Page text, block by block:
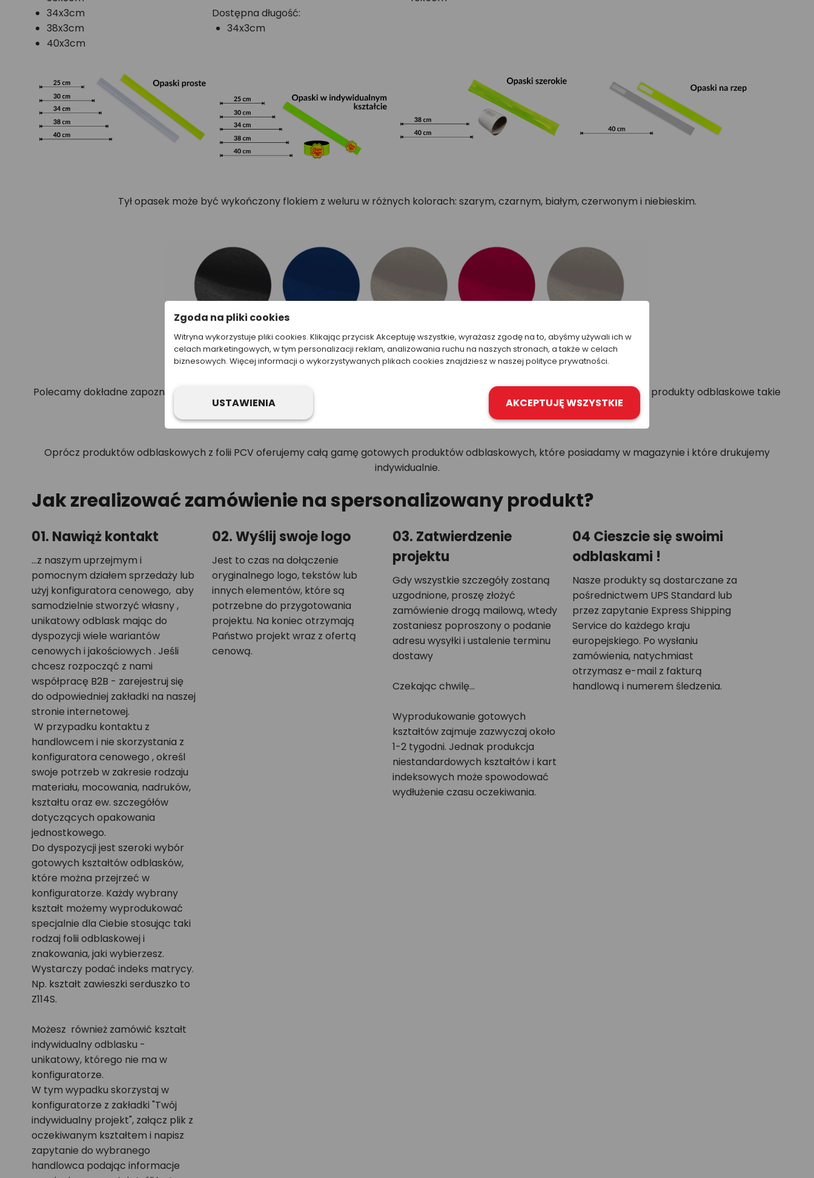
34x3cm
38x3cm
40x3cm
Dostępna długość:
34x3cm
Tył opasek może być wykończony flokiem z weluru w różnych kolorach: szarym, czarnym, białym, czerwonym i niebieskim.
Polecamy dokładne zapoznanie się z naszym asortymentem oraz różnymi rozmiarami i cenami, w których oferujemy również inne produkty odblaskowe takie
breloki, naklejki, odblaski do suwaków itp.
Oprócz produktów odblaskowych z folii PCV oferujemy całą gamę gotowych produktów odblaskowych, które posiadamy w magazynie i które drukujemy
indywidualnie.
Jak zrealizować zamówienie na spersonalizowany produkt?
01. Nawiąż kontakt
...z naszym uprzejmym i
pomocnym działem sprzedaży lub
użyj konfiguratora cenowego, aby
samodzielnie stworzyć własny ,
unikatowy odblask mając do
dyspozycji wiele wariantów
cenowych i jakościowych . Jeśli
chcesz rozpocząć z nami
współpracę B2B - zarejestruj się
do odpowiedniej zakładki na naszej
stronie internetowej.
W przypadku kontaktu z
handlowcem i nie skorzystania z
konfiguratora cenowego , określ
swoje potrzeb w zakresie rodzaju
materiału, mocowania, nadruków,
kształtu oraz ew. szczegółów
dotyczących opakowania
jednostkowego.
Do dyspozycji jest szeroki wybór
gotowych kształtów odblasków,
które można przejrzeć w
konfiguratorze. Każdy wybrany
kształt możemy wyprodukować
specjalnie dla Ciebie stosując taki
rodzaj folii odblaskowej i
znakowania, jaki wybierzesz.
Wystarczy podać indeks matrycy.
Np. kształt zawieszki serduszko to
Z114S.
Możesz również zamówić kształt
indywidualny odblasku -
unikatowy, którego nie ma w
konfiguratorze.
W tym wypadku skorzystaj w
konfiguratorze z zakładki "Twój
indywidualny projekt", załącz plik z
oczekiwanym kształtem i napisz
zapytanie do wybranego
handlowca podając informacje
02. Wyślij swoje logo
Jest to czas na dołączenie
oryginalnego logo, tekstów lub
innych elementów, które są
potrzebne do przygotowania
projektu. Na koniec otrzymają
Państwo projekt wraz z ofertą
cenową.
03. Zatwierdzenie
projektu
Gdy wszystkie szczegóły zostaną
uzgodnione, proszę złożyć
zamówienie drogą mailową, wtedy
zostaniesz poproszony o podanie
adresu wysyłki i ustalenie terminu
dostawy
Czekając chwilę...
Wyprodukowanie gotowych
kształtów zajmuje zazwyczaj około
1-2 tygodni. Jednak produkcja
niestandardowych kształtów i kart
indeksowych może spowodować
wydłużenie czasu oczekiwania.
04 Cieszcie się swoimi
odblaskami !
Nasze produkty są dostarczane za
pośrednictwem UPS Standard lub
przez zapytanie Express Shipping
Service do każdego kraju
europejskiego. Po wysłaniu
zamówienia, natychmiast
otrzymasz e-mail z fakturą
handlową i numerem śledzenia.
Zgoda na pliki cookies
Witryna wykorzystuje pliki cookies. Klikając przycisk Akceptuję wszystkie, wyrażasz zgodę na to, abyśmy używali ich w
celach marketingowych, w tym personalizacji reklam, analizowania ruchu na naszych stronach, a także w celach
biznesowych. Więcej informacji o wykorzystywanych plikach cookies znajdziesz w naszej polityce prywatności.
USTAWIENIA AKCEPTUJĘ WSZYSTKIE